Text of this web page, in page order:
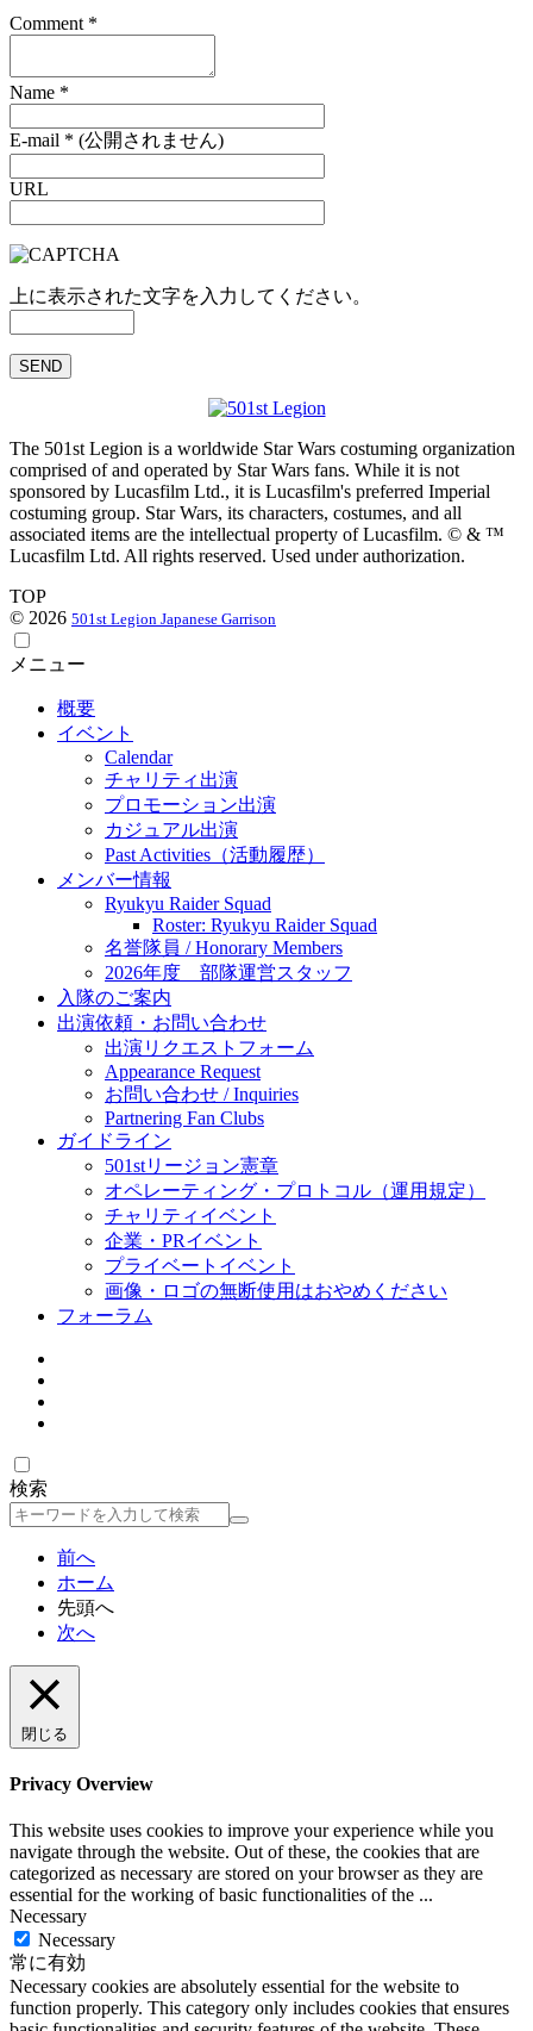
Comment *
Name *
E-mail * (公開されません)
URL
上に表示された文字を入力してください。
The 501st Legion is a worldwide Star Wars costuming organization
comprised of and operated by Star Wars fans. While it is not
sponsored by Lucasfilm Ltd., it is Lucasfilm's preferred Imperial
costuming group. Star Wars, its characters, costumes, and all
associated items are the intellectual property of Lucasfilm. © & ™
Lucasfilm Ltd. All rights reserved. Used under authorization.
TOP
© 2026 501st Legion Japanese Garrison
メニュー
概要
イベント
Calendar
チャリティ出演
プロモーション出演
カジュアル出演
Past Activities（活動履歴）
メンバー情報
Ryukyu Raider Squad
Roster: Ryukyu Raider Squad
名誉隊員 / Honorary Members
2026年度 部隊運営スタッフ
入隊のご案内
出演依頼・お問い合わせ
出演リクエストフォーム
Appearance Request
お問い合わせ / Inquiries
Partnering Fan Clubs
ガイドライン
501stリージョン憲章
オペレーティング・プロトコル（運用規定）
チャリティイベント
企業・PRイベント
プライベートイベント
画像・ロゴの無断使用はおやめください
フォーラム
検索
検
前へ
ホーム
先頭へ
次へ
閉じる
Privacy Overview
This website uses cookies to improve your experience while you
navigate through the website. Out of these, the cookies that are
categorized as necessary are stored on your browser as they are
essential for the working of basic functionalities of the ...
Necessary
Necessary
常に有効
Necessary cookies are absolutely essential for the website to
function properly. This category only includes cookies that ensures